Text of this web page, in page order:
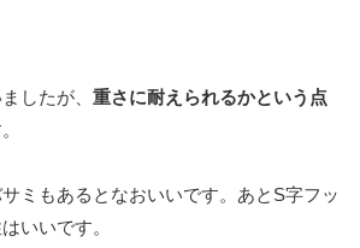
したが、 重さに耐えられるかという点
ミもあるとなおいいです。あとS字フッ
いいです。